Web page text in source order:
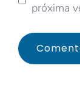
próxima